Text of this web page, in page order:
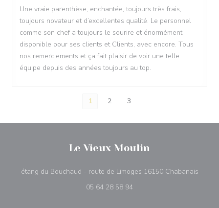
Une vraie parenthèse, enchantée, toujours très frais,
toujours novateur et d’excellentes qualité. Le personnel
comme son chef a toujours le sourire et énormément
disponible pour ses clients et Clients, avec encore. Tous
nos remerciements et ça fait plaisir de voir une telle
équipe depuis des années toujours au top.
1 2 3
Le Vieux Moulin
étang du Bouchaud - route de Limoges 16150 Chabanais((abre
05 64 28 58 94